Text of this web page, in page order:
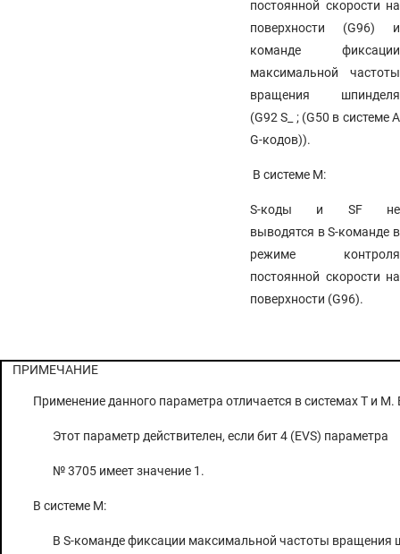
постоянной скорости на
поверхности (G96) и
команде фиксации
максимальной частоты
вращения шпинделя
(G92 S_ ; (G50 в системе А
G-кодов)).
В системе M:
S-коды и SF не
выводятся в S-команде в
режиме контроля
постоянной скорости на
поверхности (G96).
ПРИМЕЧАНИЕ
Применение данного параметра отличается в системах Т и М.
Этот параметр действителен, если бит 4 (EVS) параметра
№ 3705 имеет значение 1.
В системе M:
В S-команде фиксации максимальной частоты вращения